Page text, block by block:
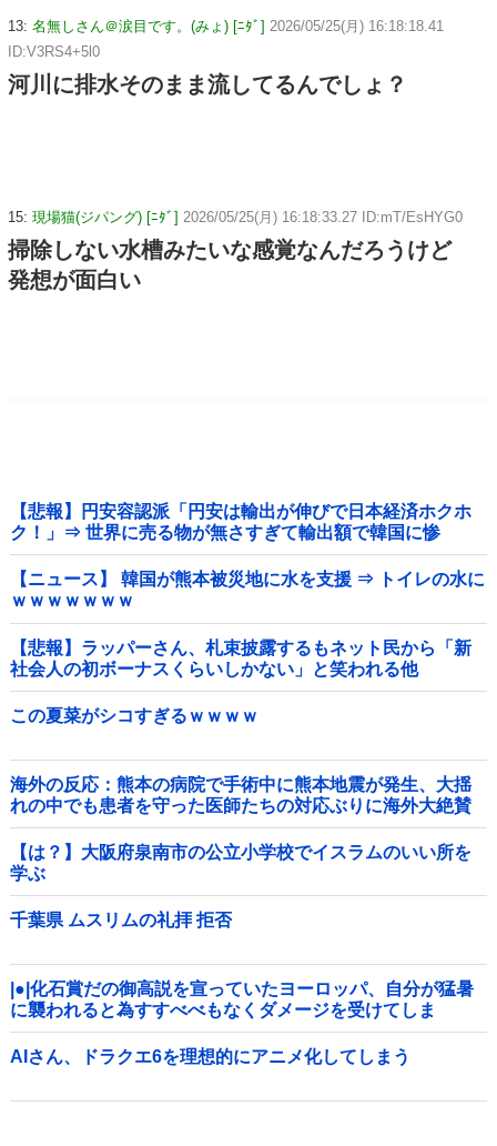
13: 名無しさん＠涙目です。(みょ) [ﾆﾀﾞ] 2026/05/25(月) 16:18:18.41
ID:V3RS4+5l0
河川に排水そのまま流してるんでしょ？
15: 現場猫(ジパング) [ﾆﾀﾞ] 2026/05/25(月) 16:18:33.27 ID:mT/EsHYG0
掃除しない水槽みたいな感覚なんだろうけど
発想が面白い
【悲報】円安容認派「円安は輸出が伸びで日本経済ホクホ
ク！」⇒ 世界に売る物が無さすぎて輸出額で韓国に惨
敗・・・
【ニュース】 韓国が熊本被災地に水を支援 ⇒ トイレの水に
ｗｗｗｗｗｗｗ
【悲報】ラッパーさん、札束披露するもネット民から「新
社会人の初ボーナスくらいしかない」と笑われる他
この夏菜がシコすぎるｗｗｗｗ
海外の反応：熊本の病院で手術中に熊本地震が発生、大揺
れの中でも患者を守った医師たちの対応ぶりに海外大絶賛
【は？】大阪府泉南市の公立小学校でイスラムのいい所を
学ぶ
千葉県 ムスリムの礼拝 拒否
|●|化石賞だの御高説を宣っていたヨーロッパ、自分が猛暑
に襲われると為すすべべもなくダメージを受けてしま
い……
AIさん、ドラクエ6を理想的にアニメ化してしまう